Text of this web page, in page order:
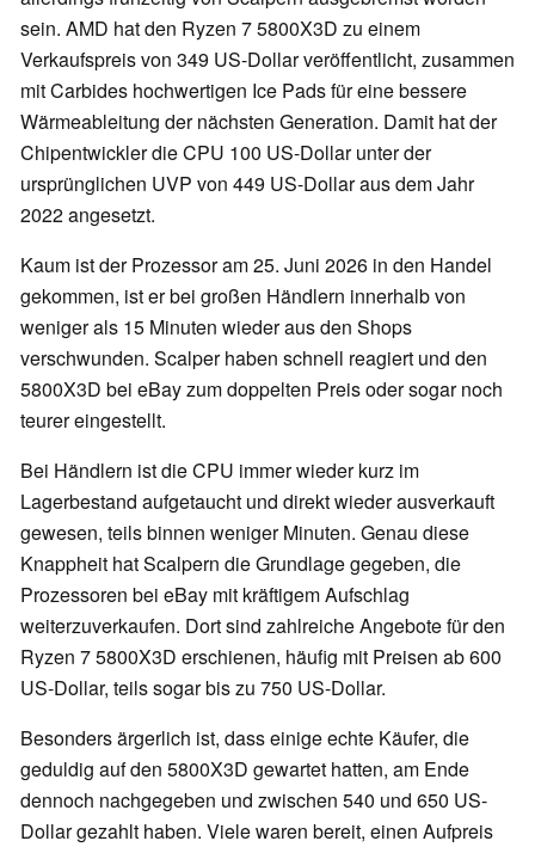
sein. AMD hat den Ryzen 7 5800X3D zu einem
Verkaufspreis von 349 US-Dollar veröffentlicht, zusammen
mit Carbides hochwertigen Ice Pads für eine bessere
Wärmeableitung der nächsten Generation. Damit hat der
Chipentwickler die CPU 100 US-Dollar unter der
ursprünglichen UVP von 449 US-Dollar aus dem Jahr
2022 angesetzt.
Kaum ist der Prozessor am 25. Juni 2026 in den Handel
gekommen, ist er bei großen Händlern innerhalb von
weniger als 15 Minuten wieder aus den Shops
verschwunden. Scalper haben schnell reagiert und den
5800X3D bei eBay zum doppelten Preis oder sogar noch
teurer eingestellt.
Bei Händlern ist die CPU immer wieder kurz im
Lagerbestand aufgetaucht und direkt wieder ausverkauft
gewesen, teils binnen weniger Minuten. Genau diese
Knappheit hat Scalpern die Grundlage gegeben, die
Prozessoren bei eBay mit kräftigem Aufschlag
weiterzuverkaufen. Dort sind zahlreiche Angebote für den
Ryzen 7 5800X3D erschienen, häufig mit Preisen ab 600
US-Dollar, teils sogar bis zu 750 US-Dollar.
Besonders ärgerlich ist, dass einige echte Käufer, die
geduldig auf den 5800X3D gewartet hatten, am Ende
dennoch nachgegeben und zwischen 540 und 650 US-
Dollar gezahlt haben. Viele waren bereit, einen Aufpreis